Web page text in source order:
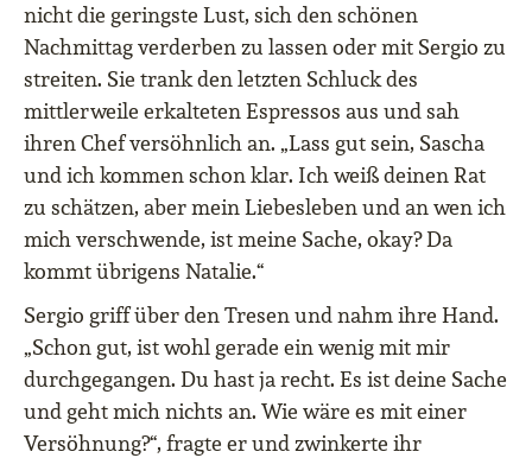
nicht die geringste Lust, sich den schönen
Nachmittag verderben zu lassen oder mit Sergio zu
streiten. Sie trank den letzten Schluck des
mittlerweile erkalteten Espressos aus und sah
ihren Chef versöhnlich an. „Lass gut sein, Sascha
und ich kommen schon klar. Ich weiß deinen Rat
zu schätzen, aber mein Liebesleben und an wen ich
mich verschwende, ist meine Sache, okay? Da
kommt übrigens Natalie.“
Sergio griff über den Tresen und nahm ihre Hand.
„Schon gut, ist wohl gerade ein wenig mit mir
durchgegangen. Du hast ja recht. Es ist deine Sache
und geht mich nichts an. Wie wäre es mit einer
Versöhnung?“, fragte er und zwinkerte ihr